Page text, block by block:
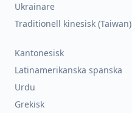
Ukrainare
Traditionell kinesisk (Taiwan)
Kantonesisk
Latinamerikanska spanska
Urdu
Grekisk